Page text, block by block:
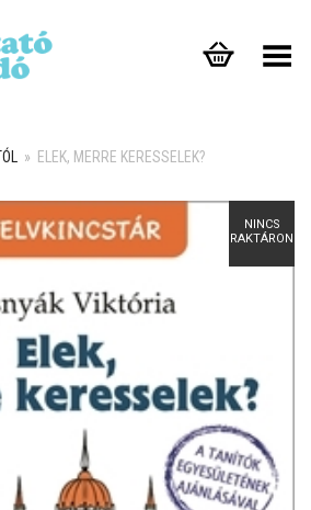
Toggle Menu
» ELEK, MERRE KERESSELEK?
NINCS
RAKTÁRON